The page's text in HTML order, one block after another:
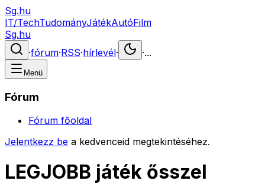
Sg.hu
IT/TechTudományJátékAutóFilm
Sg.hu
·fórum·RSS·hírlevél· ·...
Menü
Fórum
Fórum főoldal
Jelentkezz be a kedvenceid megtekintéséhez.
LEGJOBB játék ősszel